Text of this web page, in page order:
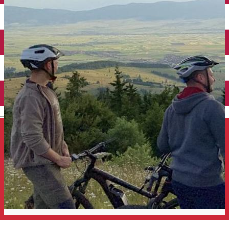
English
Închirieri de biciclete